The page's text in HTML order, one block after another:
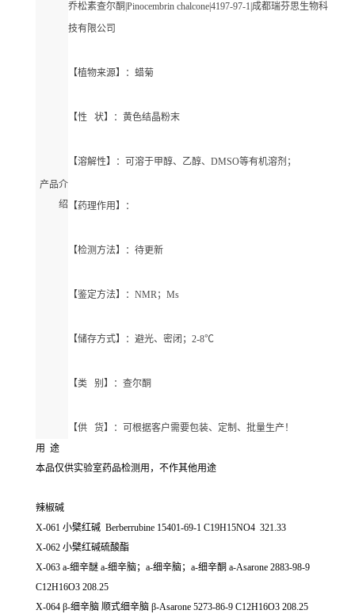
产品介
绍
乔松素查尔酮|Pinocembrin chalcone|4197-97-1|成都瑞芬思生物科
技有限公司
【植物来源】：蜡菊
【性 状】：黄色结晶粉末
【溶解性】：可溶于甲醇、乙醇、DMSO等有机溶剂；
【药理作用】：
【检测方法】：待更新
【鉴定方法】：NMR；Ms
【储存方式】：避光、密闭；2-8℃
【类 别】：查尔酮
【供 货】：可根据客户需要包装、定制、批量生产！
用 途
本品仅供实验室药品检测用，不作其他用途
辣椒碱
X-061 小檗红碱 Berberrubine 15401-69-1 C19H15NO4 321.33
X-062 小檗红碱硫酸酯
X-063 a-细辛醚 a-细辛脑；a-细辛脑；a-细辛酮 a-Asarone 2883-98-9
C12H16O3 208.25
X-064 β-细辛脑 顺式细辛脑 β-Asarone 5273-86-9 C12H16O3 208.25